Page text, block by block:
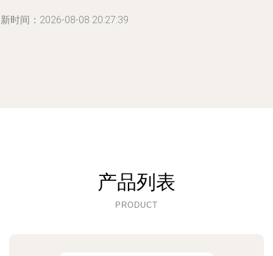
时间：2026-08-08 20:27:39
产品列表
PRODUCT